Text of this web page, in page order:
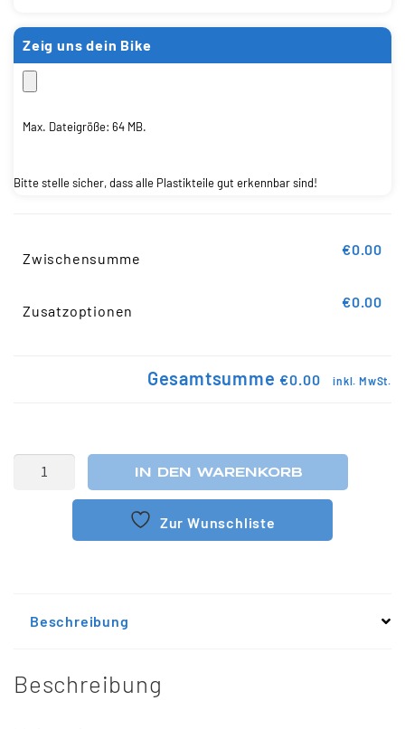
Zeig uns dein Bike
Max. Dateigröße: 64 MB.
Bitte stelle sicher, dass alle Plastikteile gut erkennbar sind!
Zwischensumme
€0.00
Zusatzoptionen
€0.00
Gesamtsumme €0.00 inkl. MwSt.
IN DEN WARENKORB
Zur Wunschliste
Beschreibung
Beschreibung